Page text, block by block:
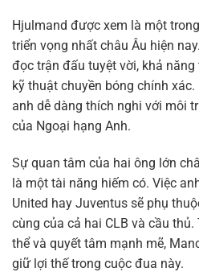
Hjulmand được xem là một
triển vọng nhất châu Âu hiện
đọc trận đấu tuyệt vời, khả
kỹ thuật chuyền bóng chính
anh dễ dàng thích nghi với môi
của Ngoại hạng Anh.
Sự quan tâm của hai ông lớn
là một tài năng hiếm có. Việc
United hay Juventus sẽ phụ
cùng của cả hai CLB và cầu
thể và quyết tâm mạnh mẽ,
giữ lợi thế trong cuộc đua này.